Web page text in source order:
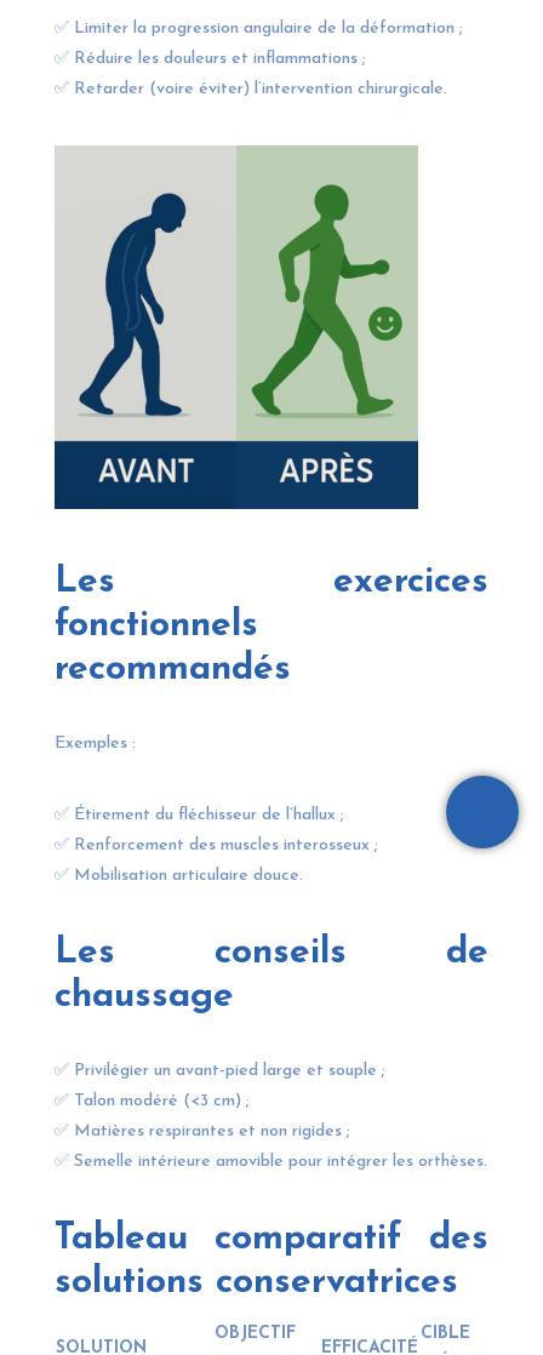
✅ Limiter la progression angulaire de la déformation ;
✅ Réduire les douleurs et inflammations ;
✅ Retarder (voire éviter) l’intervention chirurgicale.
Les exercices
fonctionnels
recommandés
Exemples :
✅ Étirement du fléchisseur de l’hallux ;
✅ Renforcement des muscles interosseux ;
✅ Mobilisation articulaire douce.
Les conseils de
chaussage
✅ Privilégier un avant-pied large et souple ;
✅ Talon modéré (<3 cm) ;
✅ Matières respirantes et non rigides ;
✅ Semelle intérieure amovible pour intégrer les orthèses.
Tableau comparatif des
solutions conservatrices
SOLUTION
OBJECTIF
EFFICACITÉ
CIBLE